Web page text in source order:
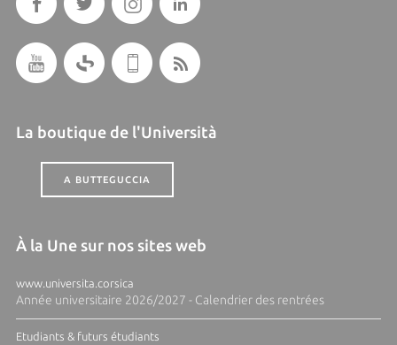
La boutique de l'Università
A BUTTEGUCCIA
À la Une sur nos sites web
www.universita.corsica
Année universitaire 2026/2027 - Calendrier des rentrées
Etudiants & futurs étudiants